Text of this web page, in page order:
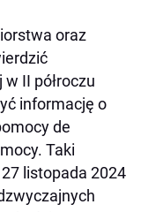
oraz
II półroczu
informację o
de
Taki
listopada 2024